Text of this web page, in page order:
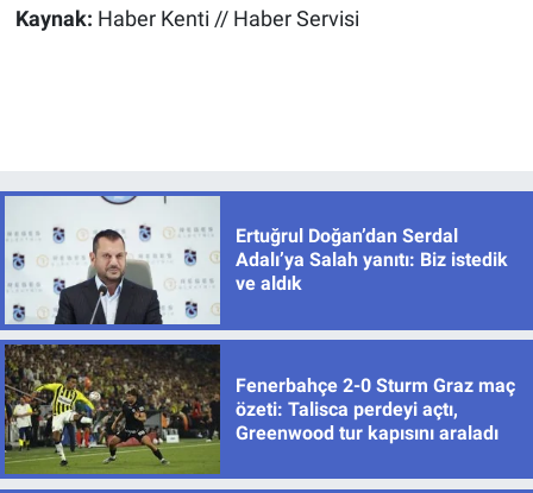
Kaynak: Haber Kenti // Haber Servisi
Ertuğrul Doğan’dan Serdal
Adalı’ya Salah yanıtı: Biz istedik
ve aldık
Fenerbahçe 2-0 Sturm Graz maç
özeti: Talisca perdeyi açtı,
Greenwood tur kapısını araladı